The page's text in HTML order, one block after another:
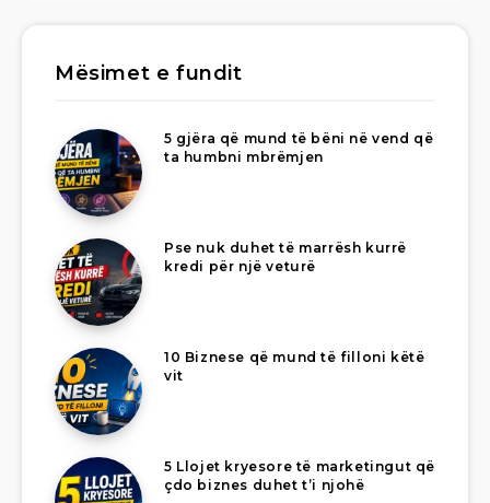
Mësimet e fundit
5 gjëra që mund të bëni në vend që
ta humbni mbrëmjen
Pse nuk duhet të marrësh kurrë
kredi për një veturë
10 Biznese që mund të filloni këtë
vit
5 Llojet kryesore të marketingut që
çdo biznes duhet t’i njohë